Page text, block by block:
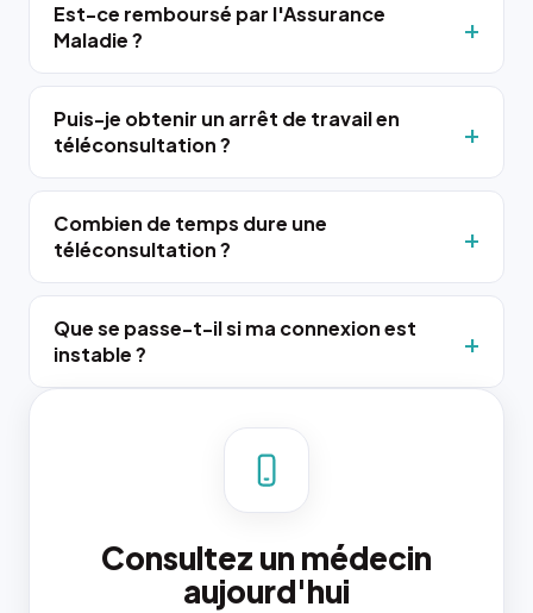
Est-ce remboursé par l'Assurance
Maladie ?
Puis-je obtenir un arrêt de travail en
téléconsultation ?
Combien de temps dure une
téléconsultation ?
Que se passe-t-il si ma connexion est
instable ?
Consultez un médecin
aujourd'hui